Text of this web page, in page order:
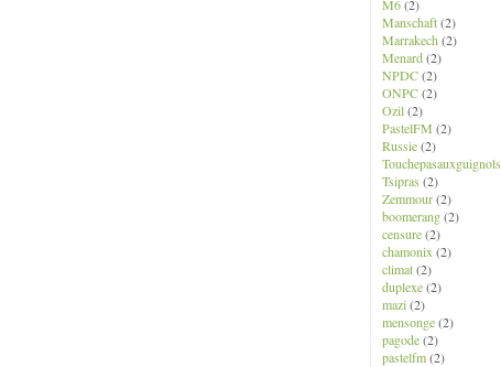
M6(2)
Manschaft(2)
Marrakech (2)
Menard(2)
NPDC(2)
ONPC(2)
Ozil(2)
PastelFM (2)
Russie(2)
Touchepasauxguignols
Tsipras (2)
Zemmour(2)
boomerang(2)
censure(2)
chamonix (2)
climat(2)
duplexe(2)
mazi(2)
mensonge(2)
pagode(2)
pastelfm(2)